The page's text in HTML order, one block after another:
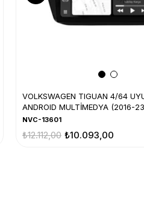
VOLKSWAGEN TIGUAN 4/64
ANDROID MULTİMEDYA (2016-
NVC-13601
₺10.093,00
₺12.112,00